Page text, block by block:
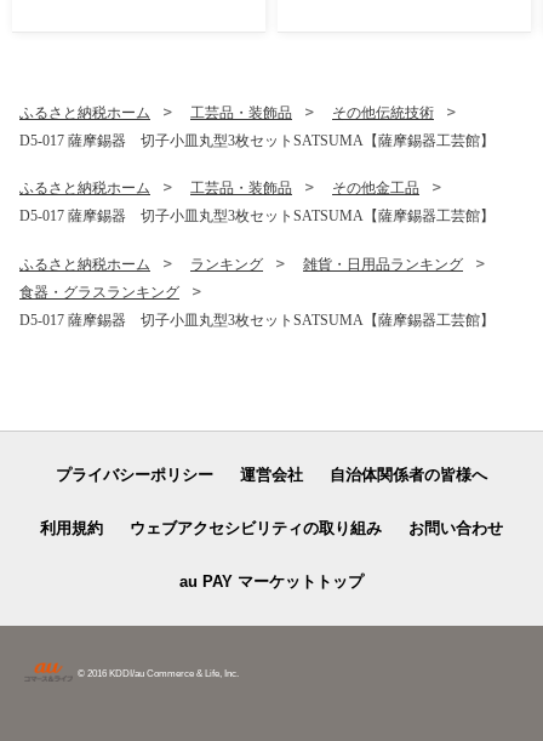
ふるさと納税ホーム 工芸品・装飾品
その他伝統技術
D5-017 薩摩錫器 切子小皿丸型3枚セットSATSUMA【薩摩錫器工芸館】
ふるさと納税ホーム 工芸品・装飾品
その他金工品
D5-017 薩摩錫器 切子小皿丸型3枚セットSATSUMA【薩摩錫器工芸館】
ふるさと納税ホーム ランキング
雑貨・日用品ランキング
食器・グラスランキング
D5-017 薩摩錫器 切子小皿丸型3枚セットSATSUMA【薩摩錫器工芸館】
プライバシーポリシー 運営会社 自治体関係者の皆様へ
利用規約 ウェブアクセシビリティの取り組み お問い合わせ
au PAY マーケットトップ
© 2016 KDDI/au Commerce & Life, Inc.